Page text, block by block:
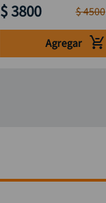
$3800 $4500
Agregar